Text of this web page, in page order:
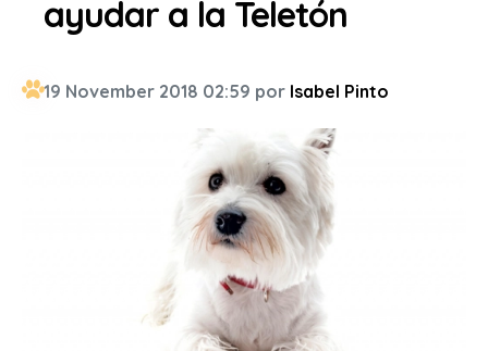
ayudar a la Teletón
19 November 2018 02:59 por Isabel Pinto